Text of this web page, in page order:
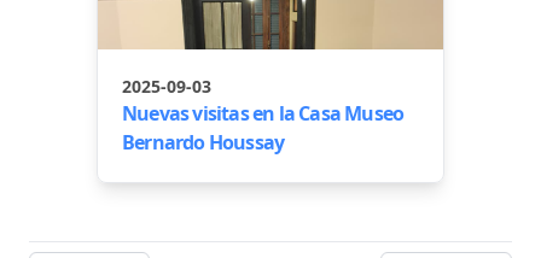
2025-09-03
Nuevas visitas en la Casa Museo
Bernardo Houssay